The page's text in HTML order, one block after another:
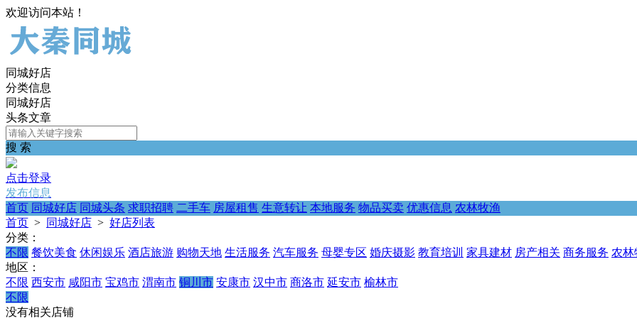
欢迎访问本站！
同城好店
分类信息
同城好店
头条文章
搜 索
点击登录
发布信息
首页 同城好店 同城头条 求职招聘 二手车 房屋租售 生意转让 本地服务 物品买卖 优惠信息 农林牧渔
首页 > 同城好店 > 好店列表
分类：
不限 餐饮美食 休闲娱乐 酒店旅游 购物天地 生活服务 汽车服务 母婴专区 婚庆摄影 教育培训 家具建材 房产相关 商务服务 农林
地区：
不限 西安市 咸阳市 宝鸡市 渭南市 铜川市 安康市 汉中市 商洛市 延安市 榆林市
不限
没有相关店铺